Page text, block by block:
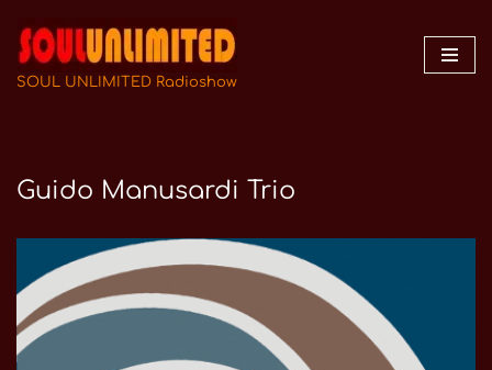
Zum
Inhalt
SOUL UNLIMITED Radioshow
Guido Manusardi Trio